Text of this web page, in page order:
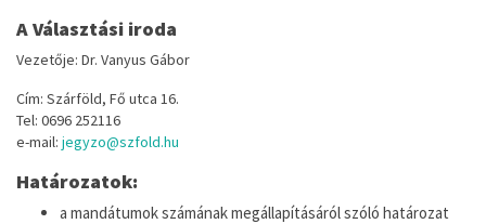
A Választási iroda
Vezetője: Dr. Vanyus Gábor
Cím: Szárföld, Fő utca 16.
Tel: 0696 252116
e-mail: jegyzo@szfold.hu
Határozatok:
a mandátumok számának megállapításáról szóló határozat